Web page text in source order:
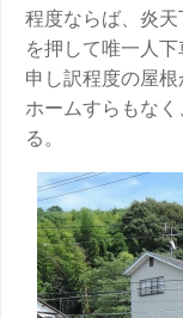
程度ならば、炎
を押して唯一人
申し訳程度の屋
ホームすらもな
る。